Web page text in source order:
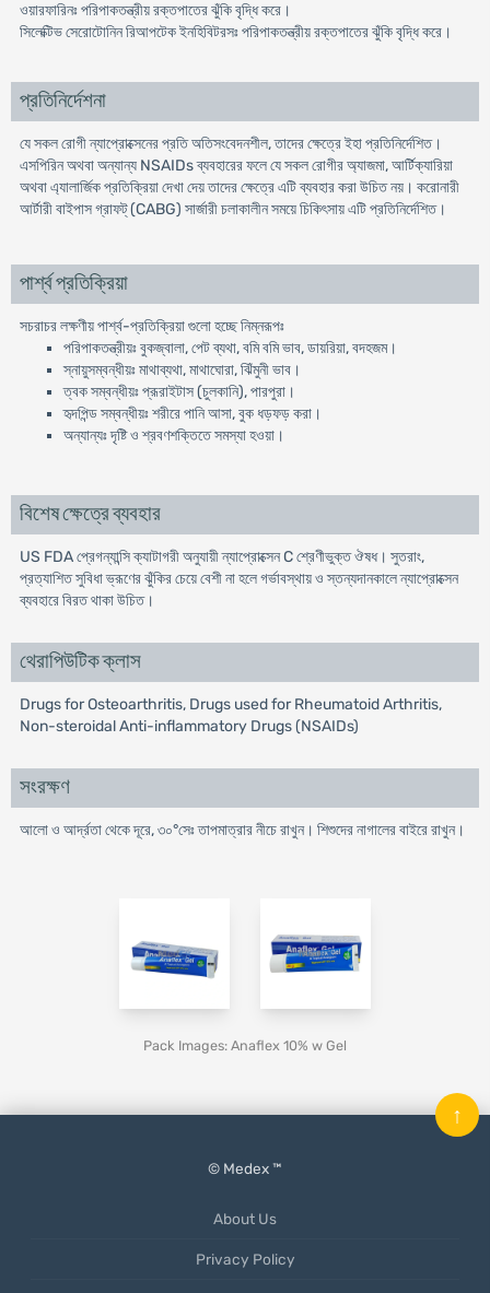
ওয়ারফারিনঃ পরিপাকতন্ত্রীয় রক্তপাতের ঝুঁকি বৃদ্ধি করে।
সিলেক্টিভ সেরোটোনিন রিআপটেক ইনহিবিটরসঃ পরিপাকতন্ত্রীয় রক্তপাতের ঝুঁকি বৃদ্ধি করে।
প্রতিনির্দেশনা
যে সকল রোগী ন্যাপ্রোক্সেনের প্রতি অতিসংবেদনশীল, তাদের ক্ষেত্রে ইহা প্রতিনির্দেশিত।
এসপিরিন অথবা অন্যান্য NSAIDs ব্যবহারের ফলে যে সকল রোগীর অ্যাজমা, আর্টিক্যারিয়া
অথবা এ্যালার্জিক প্রতিক্রিয়া দেখা দেয় তাদের ক্ষেত্রে এটি ব্যবহার করা উচিত নয়। করোনারী
আর্টারী বাইপাস গ্রাফট্ (CABG) সার্জারী চলাকালীন সময়ে চিকিৎসায় এটি প্রতিনির্দেশিত।
পার্শ্ব প্রতিক্রিয়া
সচরাচর লক্ষণীয় পার্শ্ব-প্রতিক্রিয়া গুলো হচ্ছে নিম্নরূপঃ
পরিপাকতন্ত্রীয়ঃ বুকজ্বালা, পেট ব্যথা, বমি বমি ভাব, ডায়রিয়া, বদহজম।
স্নায়ুসম্বন্ধীয়ঃ মাথাব্যথা, মাথাঘোরা, ঝিঁমুনী ভাব।
ত্বক সম্বন্ধীয়ঃ প্রূরাইটাস (চুলকানি), পারপুরা।
হৃদপিন্ড সম্বন্ধীয়ঃ শরীরে পানি আসা, বুক ধড়ফড় করা।
অন্যান্যঃ দৃষ্টি ও শ্রবণশক্তিতে সমস্যা হওয়া।
বিশেষ ক্ষেত্রে ব্যবহার
US FDA প্রেগন্যান্সি ক্যাটাগরী অনুযায়ী ন্যাপ্রোক্সেন C শ্রেণীভুক্ত ঔষধ। সুতরাং,
প্রত্যাশিত সুবিধা ভ্রূণের ঝুঁকির চেয়ে বেশী না হলে গর্ভাবস্থায় ও স্তন্যদানকালে ন্যাপ্রোক্সেন
ব্যবহারে বিরত থাকা উচিত।
থেরাপিউটিক ক্লাস
Drugs for Osteoarthritis, Drugs used for Rheumatoid Arthritis,
Non-steroidal Anti-inflammatory Drugs (NSAIDs)
সংরক্ষণ
আলো ও আর্দ্রতা থেকে দূরে, ৩০°সেঃ তাপমাত্রার নীচে রাখুন। শিশুদের নাগালের বাইরে রাখুন।
Pack Images: Anaflex 10% w Gel
© Medex ™
About Us
Privacy Policy
↑